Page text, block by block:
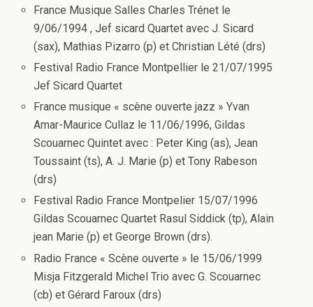
France Musique Salles Charles Trénet le
9/06/1994 , Jef sicard Quartet avec J. Sicard
(sax), Mathias Pizarro (p) et Christian Lété (drs)
Festival Radio France Montpellier le 21/07/1995
Jef Sicard Quartet
France musique « scène ouverte jazz » Yvan
Amar-Maurice Cullaz le 11/06/1996, Gildas
Scouarnec Quintet avec : Peter King (as), Jean
Toussaint (ts), A. J. Marie (p) et Tony Rabeson
(drs)
Festival Radio France Montpelier 15/07/1996
Gildas Scouarnec Quartet Rasul Siddick (tp), Alain
jean Marie (p) et George Brown (drs).
Radio France « Scène ouverte » le 15/06/1999
Misja Fitzgerald Michel Trio avec G. Scouarnec
(cb) et Gérard Faroux (drs)